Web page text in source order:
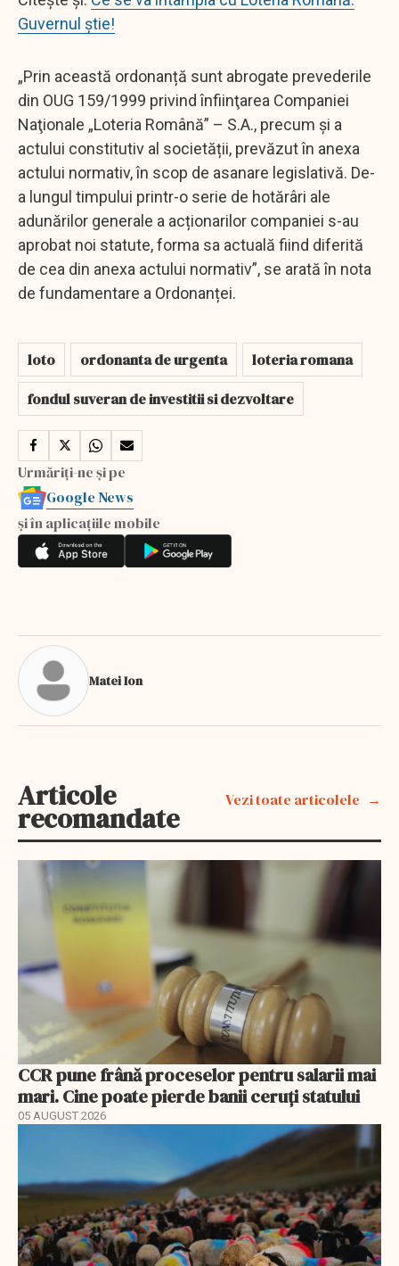
Guvernul știe!
„Prin această ordonanță sunt abrogate prevederile
din OUG 159/1999 privind înfiinţarea Companiei
Naţionale „Loteria Română” – S.A., precum și a
actului constitutiv al societății, prevăzut în anexa
actului normativ, în scop de asanare legislativă. De-
a lungul timpului printr-o serie de hotărâri ale
adunărilor generale a acționarilor companiei s-au
aprobat noi statute, forma sa actuală fiind diferită
de cea din anexa actului normativ”, se arată în nota
de fundamentare a Ordonanței.
loto ordonanta de urgenta
loteria romana
fondul suveran de investitii si dezvoltare
Urmăriți-ne și pe
Google News
și în aplicațiile mobile
Matei Ion
Articole
recomandate
Vezi toate articolele
CCR pune frână proceselor pentru salarii mai
mari. Cine poate pierde banii ceruți statului
05 AUGUST 2026